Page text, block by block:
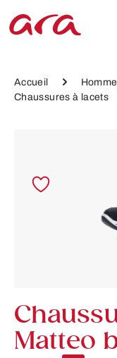
Passer au contenu
Accueil Homme
Chaussures à lacets
Matteo